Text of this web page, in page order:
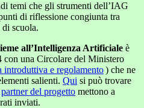
temi che gli strumenti dell’IAG
di riflessione congiunta tra
scuola.
all’Intelligenza Artificiale è
con una Circolare del Ministero
introduttiva e regolamento) che ne
salienti. Qui si può trovare
partner del progetto mettono a
inviati.